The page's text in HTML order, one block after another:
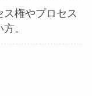
権やプロセス
。